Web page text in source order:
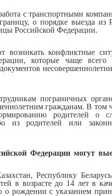
с транспортными
о порядке выезда из
Российской Федерации.
конфликтные
которые чаще
пограничных
гражданам. В том
родителей о
из родителей или
Федерации могут
Республику
в возрасте до 14 лет в
о рождении с указанием